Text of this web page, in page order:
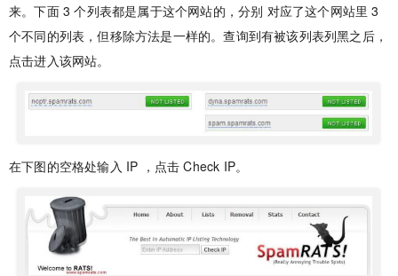
来。下面 3 个列表都是属于这个网站的，分别 对应了这个网站里 3
个不同的列表，但移除方法是一样的。查询到有被该列表列黑之后，
点击进入该网站。
在下图的空格处输入 IP ，点击 Check IP。